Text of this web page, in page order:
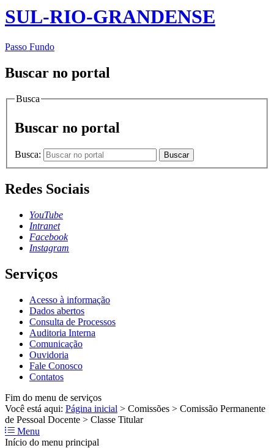
SUL-RIO-GRANDENSE
Passo Fundo
Buscar no portal
Busca
Buscar no portal
Busca: Buscar
Redes Sociais
YouTube
Intranet
Facebook
Instagram
Serviços
Acesso à informação
Dados abertos
Consulta de Processos
Auditoria Interna
Comunicação
Ouvidoria
Fale Conosco
Contatos
Fim do menu de serviços
Você está aqui: Página inicial > Comissões > Comissão Permanente
de Pessoal Docente > Classe Titular
Menu
Início do menu principal